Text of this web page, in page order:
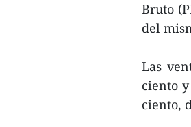
Bruto
del
Las
ciento
ciento,